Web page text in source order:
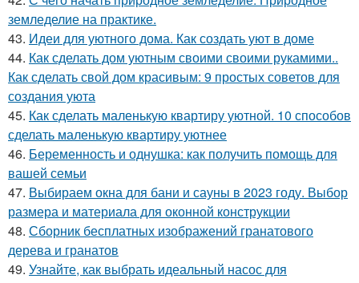
земледелие на практике.
43. Идеи для уютного дома. Как создать уют в доме
44. Как сделать дом уютным своими своими рукамими..
Как сделать свой дом красивым: 9 простых советов для
создания уюта
45. Как сделать маленькую квартиру уютной. 10 способов
сделать маленькую квартиру уютнее
46. Беременность и однушка: как получить помощь для
вашей семьи
47. Выбираем окна для бани и сауны в 2023 году. Выбор
размера и материала для оконной конструкции
48. Сборник бесплатных изображений гранатового
дерева и гранатов
49. Узнайте, как выбрать идеальный насос для